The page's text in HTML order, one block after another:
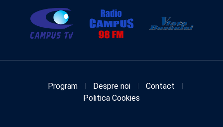
Program Despre noi
Contact
Politica Cookies